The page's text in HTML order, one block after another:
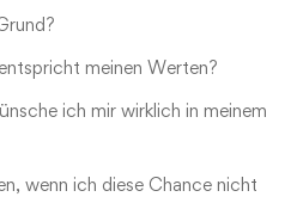
meinen Werten?
ich mir wirklich in meinem
wenn ich diese Chance nicht